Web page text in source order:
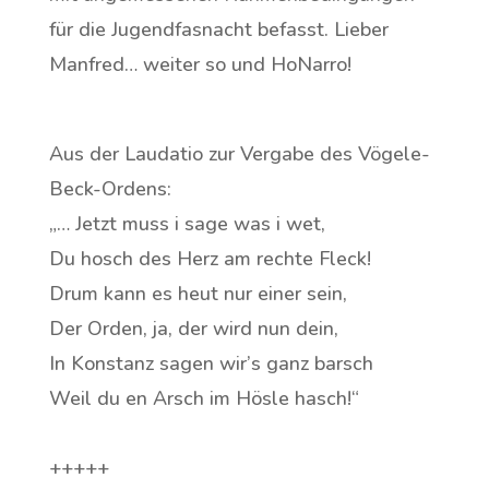
für die Jugendfasnacht befasst. Lieber
Manfred… weiter so und HoNarro!
Aus der Laudatio zur Vergabe des Vögele-
Beck-Ordens:
„… Jetzt muss i sage was i wet,
Du hosch des Herz am rechte Fleck!
Drum kann es heut nur einer sein,
Der Orden, ja, der wird nun dein,
In Konstanz sagen wir’s ganz barsch
Weil du en Arsch im Hösle hasch!“
+++++